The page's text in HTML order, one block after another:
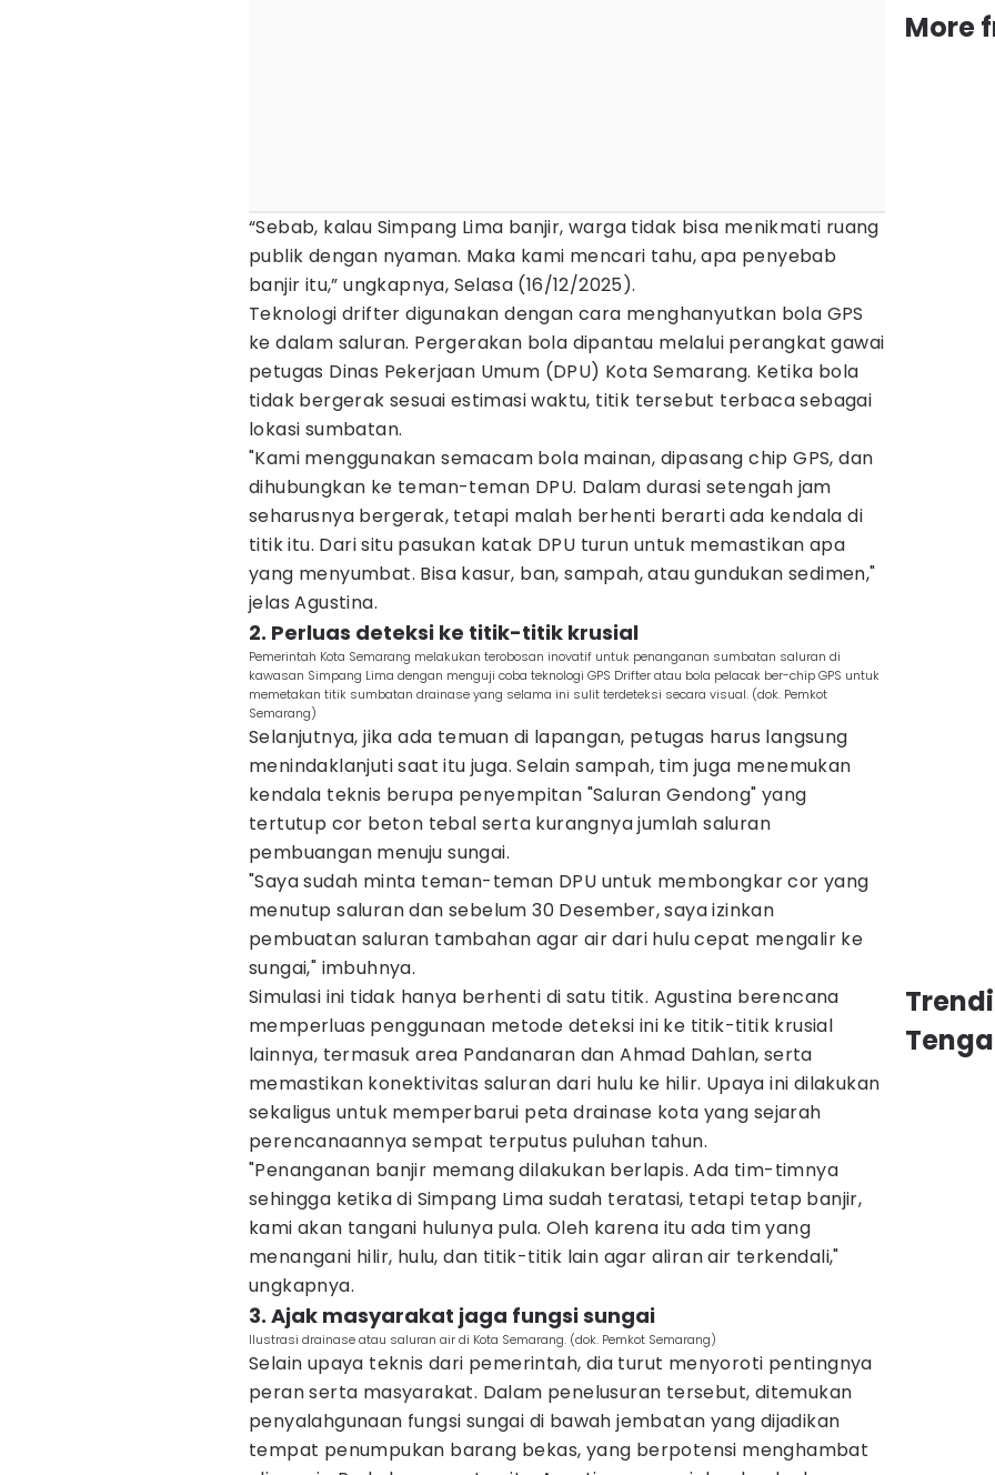
“Sebab, kalau Simpang Lima banjir, warga tidak bisa menikmati ruang
publik dengan nyaman. Maka kami mencari tahu, apa penyebab
banjir itu,” ungkapnya, Selasa (16/12/2025).
Teknologi drifter digunakan dengan cara menghanyutkan bola GPS
ke dalam saluran. Pergerakan bola dipantau melalui perangkat gawai
petugas Dinas Pekerjaan Umum (DPU) Kota Semarang. Ketika bola
tidak bergerak sesuai estimasi waktu, titik tersebut terbaca sebagai
lokasi sumbatan.
"Kami menggunakan semacam bola mainan, dipasang chip GPS, dan
dihubungkan ke teman-teman DPU. Dalam durasi setengah jam
seharusnya bergerak, tetapi malah berhenti berarti ada kendala di
titik itu. Dari situ pasukan katak DPU turun untuk memastikan apa
yang menyumbat. Bisa kasur, ban, sampah, atau gundukan sedimen,"
jelas Agustina.
2. Perluas deteksi ke titik-titik krusial
Pemerintah Kota Semarang melakukan terobosan inovatif untuk penanganan sumbatan saluran di
kawasan Simpang Lima dengan menguji coba teknologi GPS Drifter atau bola pelacak ber-chip GPS untuk
memetakan titik sumbatan drainase yang selama ini sulit terdeteksi secara visual. (dok. Pemkot
Semarang)
Selanjutnya, jika ada temuan di lapangan, petugas harus langsung
menindaklanjuti saat itu juga. Selain sampah, tim juga menemukan
kendala teknis berupa penyempitan "Saluran Gendong" yang
tertutup cor beton tebal serta kurangnya jumlah saluran
pembuangan menuju sungai.
"Saya sudah minta teman-teman DPU untuk membongkar cor yang
menutup saluran dan sebelum 30 Desember, saya izinkan
pembuatan saluran tambahan agar air dari hulu cepat mengalir ke
sungai," imbuhnya.
Simulasi ini tidak hanya berhenti di satu titik. Agustina berencana
memperluas penggunaan metode deteksi ini ke titik-titik krusial
lainnya, termasuk area Pandanaran dan Ahmad Dahlan, serta
memastikan konektivitas saluran dari hulu ke hilir. Upaya ini dilakukan
sekaligus untuk memperbarui peta drainase kota yang sejarah
perencanaannya sempat terputus puluhan tahun.
"Penanganan banjir memang dilakukan berlapis. Ada tim-timnya
sehingga ketika di Simpang Lima sudah teratasi, tetapi tetap banjir,
kami akan tangani hulunya pula. Oleh karena itu ada tim yang
menangani hilir, hulu, dan titik-titik lain agar aliran air terkendali,"
ungkapnya.
3. Ajak masyarakat jaga fungsi sungai
Ilustrasi drainase atau saluran air di Kota Semarang. (dok. Pemkot Semarang)
Selain upaya teknis dari pemerintah, dia turut menyoroti pentingnya
peran serta masyarakat. Dalam penelusuran tersebut, ditemukan
penyalahgunaan fungsi sungai di bawah jembatan yang dijadikan
tempat penumpukan barang bekas, yang berpotensi menghambat
More